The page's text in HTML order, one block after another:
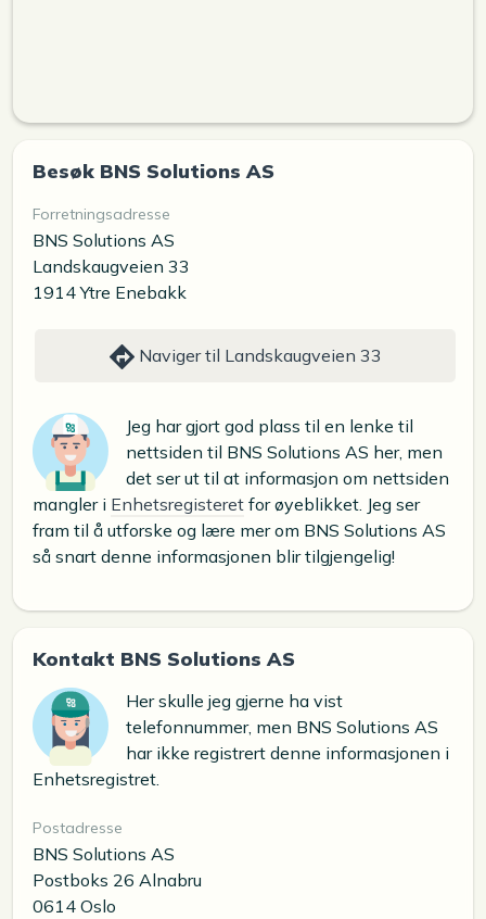
Besøk BNS Solutions AS
Forretningsadresse
BNS Solutions AS
Landskaugveien 33
1914 Ytre Enebakk
Naviger til Landskaugveien 33
Jeg har gjort god plass til en lenke til
nettsiden til BNS Solutions AS her, men
det ser ut til at informasjon om nettsiden
mangler i Enhetsregisteret for øyeblikket. Jeg ser
fram til å utforske og lære mer om BNS Solutions AS
så snart denne informasjonen blir tilgjengelig!
Kontakt BNS Solutions AS
Her skulle jeg gjerne ha vist
telefonnummer, men BNS Solutions AS
har ikke registrert denne informasjonen i
Enhetsregistret.
Postadresse
BNS Solutions AS
Postboks 26 Alnabru
0614 Oslo